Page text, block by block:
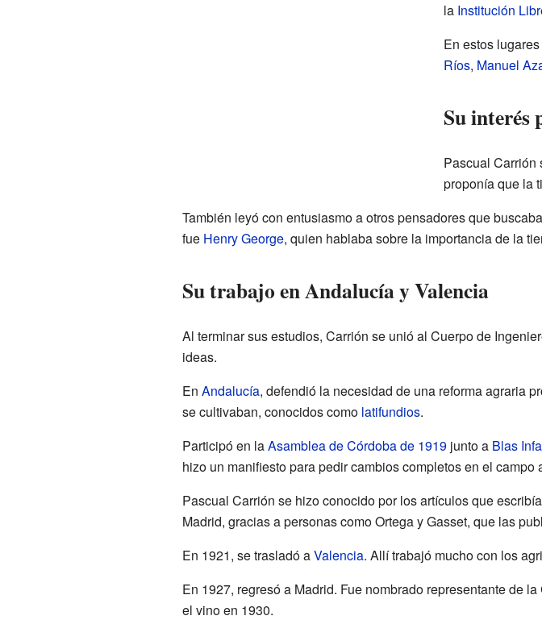
la Institución
En estos
Ríos, Manuel
Su interés
Pascual Carrión
proponía que la
También leyó con entusiasmo a otros pensadores que
fue Henry George, quien hablaba sobre la importancia de la
Su trabajo en Andalucía y Valencia
Al terminar sus estudios, Carrión se unió al Cuerpo de
ideas.
En Andalucía, defendió la necesidad de una reforma agraria
se cultivaban, conocidos como latifundios.
Participó en laAsamblea de Córdoba de 1919junto a Blas
hizo un manifiesto para pedir cambios completos en el campo
Pascual Carrión se hizo conocido por los artículos que
Madrid, gracias a personas como Ortega y Gasset, que las
En 1921, se trasladó aValencia. Allí trabajó mucho con los
En 1927, regresó a Madrid. Fue nombrado representante de
el vino en 1930.